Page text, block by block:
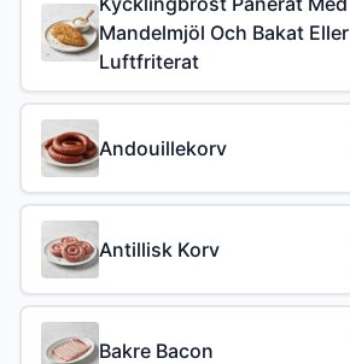
Mandelmjöl Och Bakat Eller
Luftfriterat
Andouillekorv
Antillisk Korv
Bakre Bacon